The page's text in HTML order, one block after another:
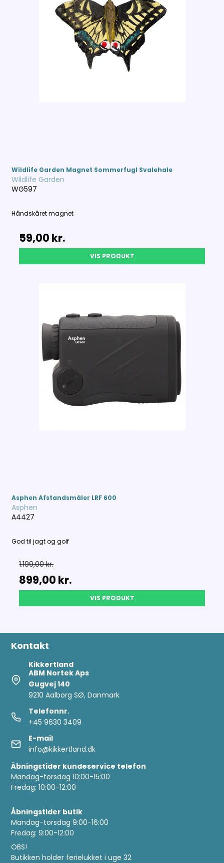
Wildlife Garden Magnet Sommerfugl Svalehale
Wildlife Garden
WG597
Håndskåret magnet
59,00 kr.
VIS PRODUKT
Asphen Afstandsmåler LRF 600
Asphen
A4427
God til jagt og golf
1.199,00 kr.
899,00 kr.
VIS PRODUKT
Kontakt
Kikkertland
ABM Nortek Aps
Gugvej 140
9210 Aalborg SØ, Danmark
Telefonnr.
+45 9630 3409
E-mail
info@kikkertland.dk
Åbningstider kundeservice telefon
Mandag-torsdag 10:00-15:00
Fredag: 10:00-12:00
Åbningstider butik
Mandag-torsdag 9:00-16:00
Fredag: 9:00-12:00
OBS!
Butikken holder ferielukket i uge 32